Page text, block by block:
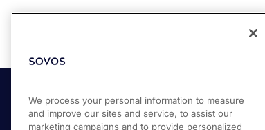
Çözümler Ürünlerimiz
We process your personal information to measure
and improve our sites and service, to assist our
marketing campaigns and to provide personalized